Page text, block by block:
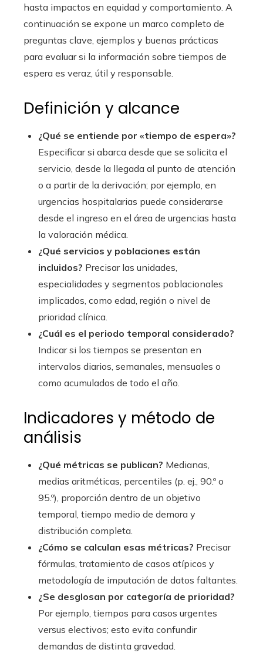
hasta impactos en equidad y comportamiento. A
continuación se expone un marco completo de
preguntas clave, ejemplos y buenas prácticas
para evaluar si la información sobre tiempos de
espera es veraz, útil y responsable.
Definición y alcance
¿Qué se entiende por «tiempo de espera»?
Especificar si abarca desde que se solicita el
servicio, desde la llegada al punto de atención
o a partir de la derivación; por ejemplo, en
urgencias hospitalarias puede considerarse
desde el ingreso en el área de urgencias hasta
la valoración médica.
¿Qué servicios y poblaciones están
incluidos? Precisar las unidades,
especialidades y segmentos poblacionales
implicados, como edad, región o nivel de
prioridad clínica.
¿Cuál es el periodo temporal considerado?
Indicar si los tiempos se presentan en
intervalos diarios, semanales, mensuales o
como acumulados de todo el año.
Indicadores y método de
análisis
¿Qué métricas se publican? Medianas,
medias aritméticas, percentiles (p. ej., 90.º o
95.º), proporción dentro de un objetivo
temporal, tiempo medio de demora y
distribución completa.
¿Cómo se calculan esas métricas? Precisar
fórmulas, tratamiento de casos atípicos y
metodología de imputación de datos faltantes.
¿Se desglosan por categoría de prioridad?
Por ejemplo, tiempos para casos urgentes
versus electivos; esto evita confundir
demandas de distinta gravedad.